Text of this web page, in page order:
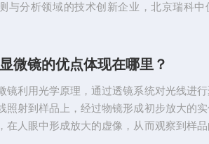
与分析领域的技术创新企业，北京瑞科中
研协同创新展开深入交流，共探行业发展新
等领域的应用突破...
微镜的优点体现在哪里？
镜利用光学原理，通过透镜系统对光线进
照射到样品上，经过物镜形成初步放大的
在人眼中形成放大的虚像，从而观察到样